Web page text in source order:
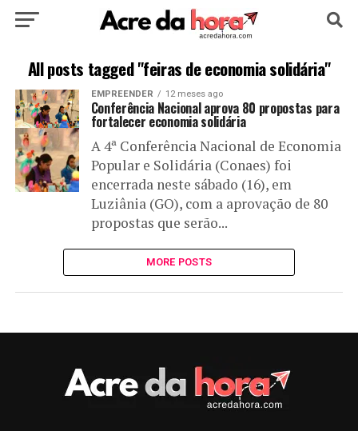
HOME POLÍTICA CULTURA ESPORTE
EDUCAÇÃO NOTÍCIA MUNDO
All posts tagged "feiras de economia solidária"
EMPREENDER 12 meses ago
Conferência Nacional aprova 80 propostas para
fortalecer economia solidária
A 4ª Conferência Nacional de Economia
Popular e Solidária (Conaes) foi
encerrada neste sábado (16), em
Luziânia (GO), com a aprovação de 80
propostas que serão...
MORE POSTS